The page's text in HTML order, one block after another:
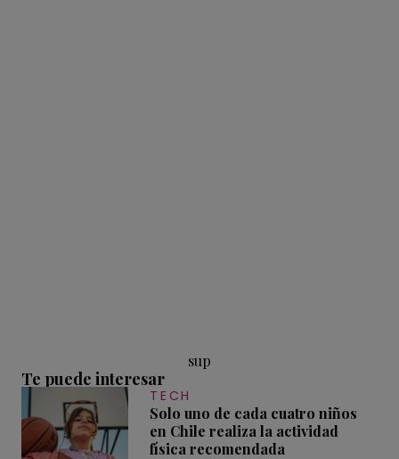
sup
Te puede interesar
TECH
Solo uno de cada cuatro niños
en Chile realiza la actividad
física recomendada